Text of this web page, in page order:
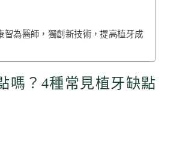
智為醫師，獨創新技術，提高植牙成
嗎？4種常見植牙缺點